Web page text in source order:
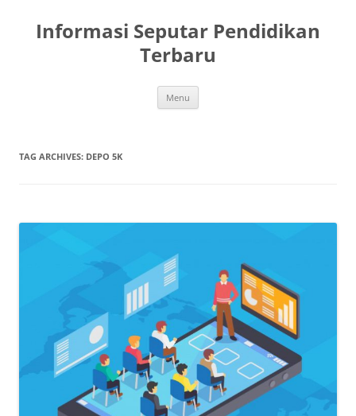
content
Informasi Seputar Pendidikan
Terbaru
Menu
TAG ARCHIVES: DEPO 5K